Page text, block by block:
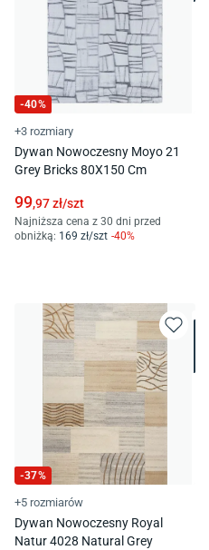
-40%
+3 rozmiary
Dywan Nowoczesny Moyo 21
Grey Bricks 80X150 Cm
99,97zł/szt
Najniższa cena z 30 dni przed
obniżką: 169 zł/szt -40%
-37%
+5 rozmiarów
Dywan Nowoczesny Royal
Natur 4028 Natural Grey